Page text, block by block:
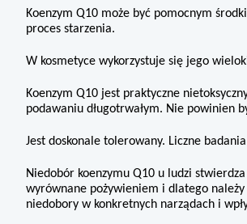
Koenzym Q10 może być pomocnym
proces starzenia.
W kosmetyce wykorzystuje się jego
Koenzym Q10 jest praktyczne
podawaniu długotrwałym. Nie powinien
Jest doskonale tolerowany. Liczne
Niedobór koenzymu Q10 u ludzi
wyrównane pożywieniem i dlatego
niedobory w konkretnych narządach i